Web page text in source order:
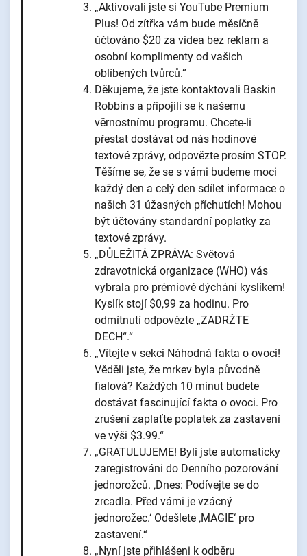
„Aktivovali jste si YouTube Premium
Plus! Od zítřka vám bude měsíčně
účtováno $20 za videa bez reklam a
osobní komplimenty od vašich
oblíbených tvůrců.“
Děkujeme, že jste kontaktovali Baskin
Robbins a připojili se k našemu
věrnostnímu programu. Chcete-li
přestat dostávat od nás hodinové
textové zprávy, odpovězte prosím STOP.
Těšíme se, že se s vámi budeme moci
každý den a celý den sdílet informace o
našich 31 úžasných příchutích! Mohou
být účtovány standardní poplatky za
textové zprávy.
„DŮLEŽITÁ ZPRÁVA: Světová
zdravotnická organizace (WHO) vás
vybrala pro prémiové dýchání kyslíkem!
Kyslík stojí $0,99 za hodinu. Pro
odmítnutí odpovězte „ZADRŽTE
DECH“.“
„Vítejte v sekci Náhodná fakta o ovoci!
Věděli jste, že mrkev byla původně
fialová? Každých 10 minut budete
dostávat fascinující fakta o ovoci. Pro
zrušení zaplaťte poplatek za zastavení
ve výši $3.99.“
„GRATULUJEME! Byli jste automaticky
zaregistrováni do Denního pozorování
jednorožců. ‚Dnes: Podívejte se do
zrcadla. Před vámi je vzácný
jednorožec.‘ Odešlete ‚MAGIE‘ pro
zastavení.“
„Nyní jste přihlášeni k odběru